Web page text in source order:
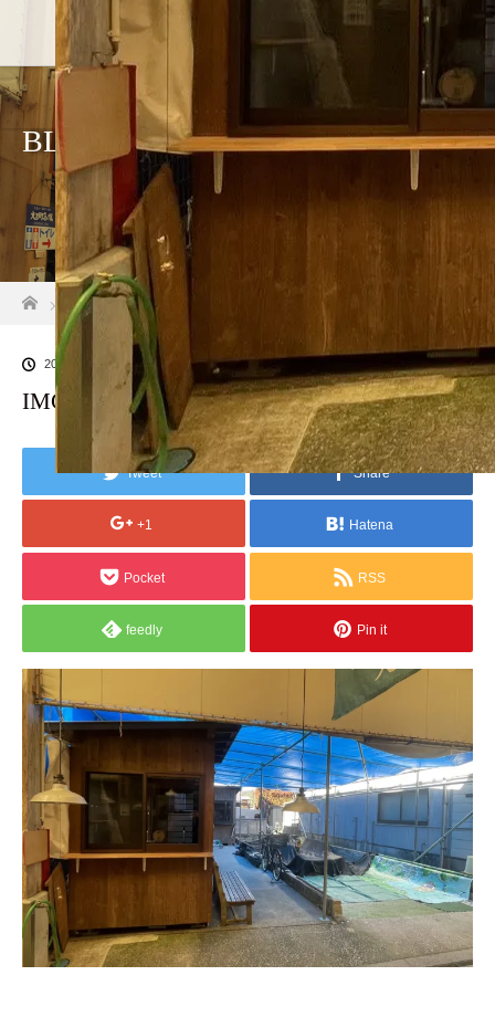
アクセ
BLOG
ブログ一覧
2024.11.25
IMG_0513
Tweet Share
+1 Hatena
Pocket RSS
feedly Pin it